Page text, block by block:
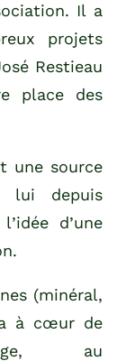
Il a
projets
Restieau
place des
une source
lui depuis
d’une
(minéral,
à cœur de
au